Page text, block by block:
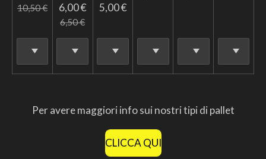
10,50 € 6,00 €
6,50 €
5,00 €
Per avere maggiori info sui nostri tipi di pallet
CLICCA QUI